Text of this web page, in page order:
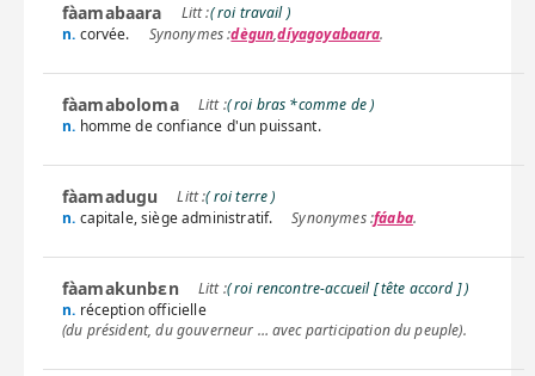
fàamabaara
( roi travail )
n. corvée. dègun,díyagoyabaara.
fàamaboloma
( roi bras *comme de )
n. homme de confiance d'un puissant.
fàamadugu
( roi terre )
n. capitale, siège administratif. fáaba.
fàamakunbɛn
( roi rencontre-accueil [ tête accord ] )
n. réception officielle
(du président, du gouverneur … avec participation du peuple).